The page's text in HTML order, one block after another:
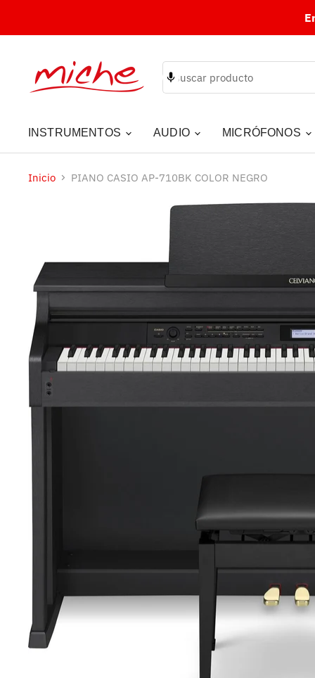
INSTRUMENTOS AUDIO MICRÓFONOS
Inicio PIANO CASIO AP-710BK COLOR NEGRO